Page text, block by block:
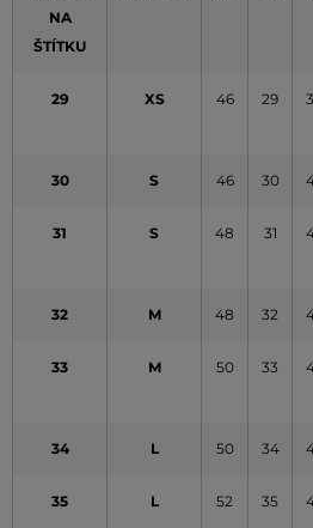
NA
ŠTÍTKU
29 XS 46 29
30 S 46 30
31 S 48 31
32 M 48 32
33 M 50 33
34 L 50 34
35 L 52 35